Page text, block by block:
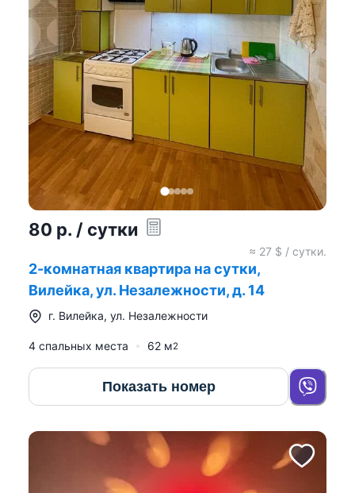
80 р. / сутки
≈ 27 $ / сутки.
2-комнатная квартира на сутки,
Вилейка, ул. Незалежности, д. 14
г. Вилейка, ул. Незалежности
4 спальных места 62 м2
Показать номер